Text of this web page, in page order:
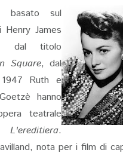
sul
Henry James
dal titolo
Square, dal
Ruth e
hanno
teatrale
L'ereditiera.
nota per i film di